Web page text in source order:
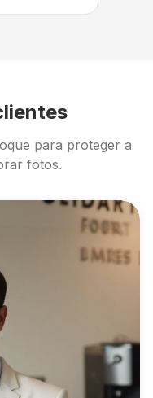
para proteger a
fotos.